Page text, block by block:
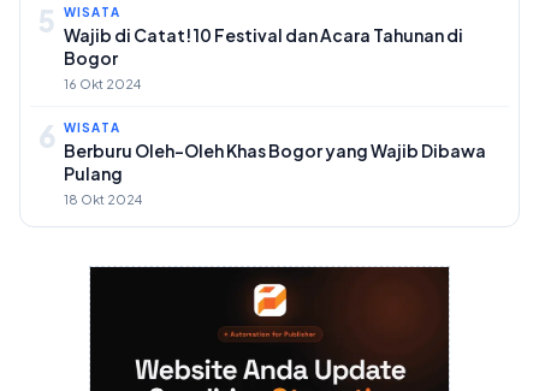
5 WISATA
Wajib di Catat! 10 Festival dan Acara Tahunan di
Bogor
16 Okt 2024
6 WISATA
Berburu Oleh-Oleh Khas Bogor yang Wajib Dibawa
Pulang
18 Okt 2024